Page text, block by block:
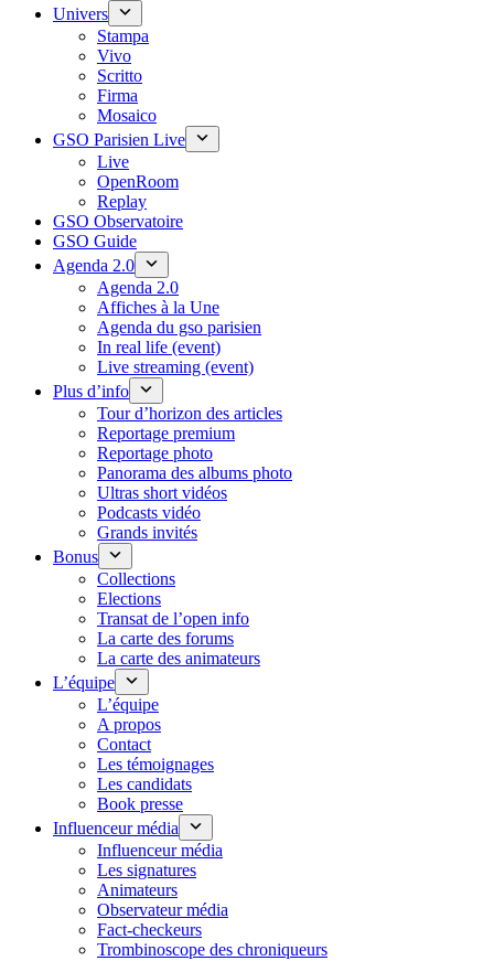
Univers
Stampa
Vivo
Scritto
Firma
Mosaico
GSO Parisien Live
Live
OpenRoom
Replay
GSO Observatoire
GSO Guide
Agenda 2.0
Agenda 2.0
Affiches à la Une
Agenda du gso parisien
In real life (event)
Live streaming (event)
Plus d’info
Tour d’horizon des articles
Reportage premium
Reportage photo
Panorama des albums photo
Ultras short vidéos
Podcasts vidéo
Grands invités
Bonus
Collections
Elections
Transat de l’open info
La carte des forums
La carte des animateurs
L’équipe
L’équipe
A propos
Contact
Les témoignages
Les candidats
Book presse
Influenceur média
Influenceur média
Les signatures
Animateurs
Observateur média
Fact-checkeurs
Trombinoscope des chroniqueurs